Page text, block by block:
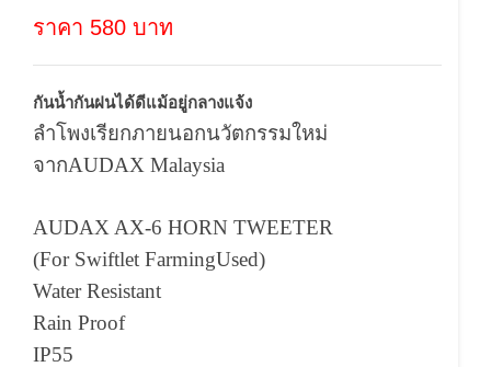
ราคา 580 บาท
กันน้ำกันฝนได้ดีแม้อยู่กลางแจ้ง
ลำโพงเรียกภายนอกนวัตกรรมใหม่
จากAUDAX Malaysia
AUDAX AX-6 HORN TWEETER
(For Swiftlet FarmingUsed)
Water Resistant
Rain Proof
IP55